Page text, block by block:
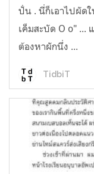
ปั่น . นี่ก็เอาไปผัดใ
เค็มสะบัด O o" ...
ต้องหาผักนึ่ง ...
TidbiT